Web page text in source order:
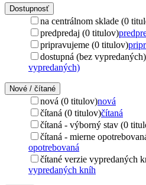
Dostupnosť
na centrálnom sklade (0
predpredaj (0 titulov)
pripravujeme (0 titulov)
dostupná (bez
vypredaných)
Nové / čítané
nová (0 titulov)nová
čítaná (0 titulov)čítaná
čítaná - výborný stav (0
čítaná - mierne
opotrebovaná
čítané verzie vypredaných
vypredaných kníh